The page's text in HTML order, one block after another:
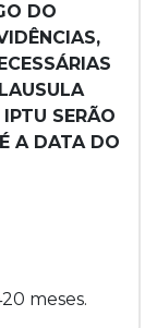
DO
SERÃO
A DATA DO
meses.